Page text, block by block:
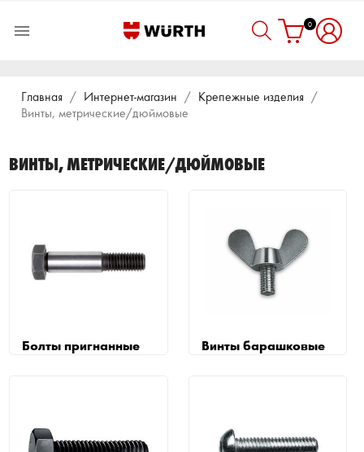
 0
Главная Интернет-магазин
Крепежные изделия
Винты, метрические/дюймовые
ВИНТЫ, МЕТРИЧЕСКИЕ/ДЮЙМОВЫЕ
Болты пригнанные Винты барашковые